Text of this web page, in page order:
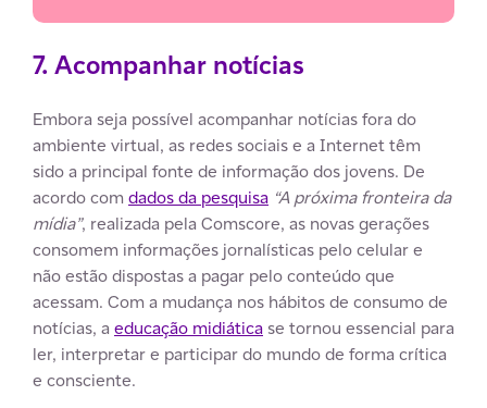
7. Acompanhar notícias
Embora seja possível acompanhar notícias fora do
ambiente virtual, as redes sociais e a Internet têm
sido a principal fonte de informação dos jovens. De
acordo com dados da pesquisa “A próxima fronteira da
mídia”, realizada pela Comscore, as novas gerações
consomem informações jornalísticas pelo celular e
não estão dispostas a pagar pelo conteúdo que
acessam. Com a mudança nos hábitos de consumo de
notícias, a educação midiática se tornou essencial para
ler, interpretar e participar do mundo de forma crítica
e consciente.